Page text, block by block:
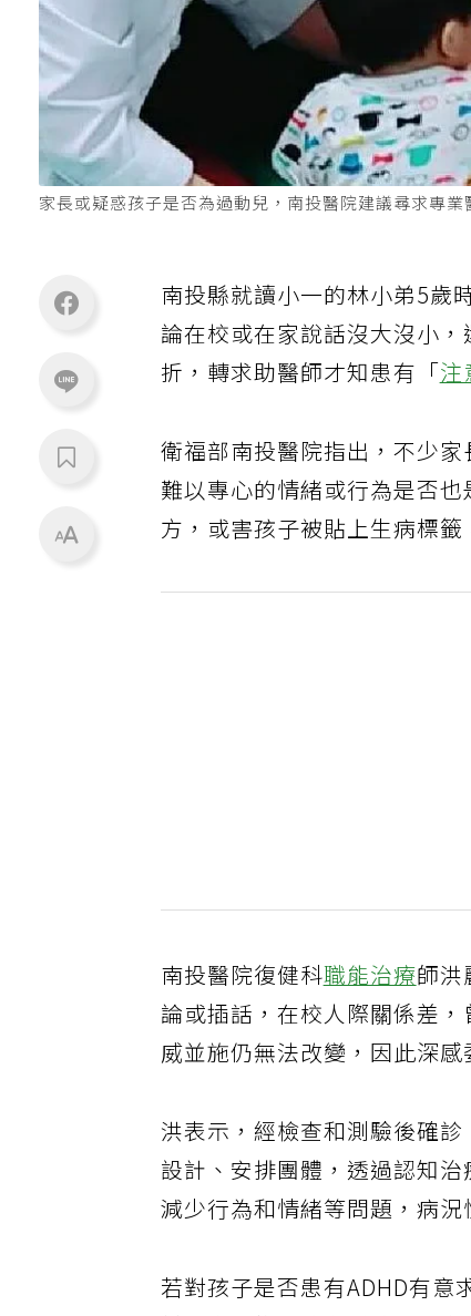
家長或疑惑孩子是否為過動兒，南投醫院建議尋求專
南投縣就讀小一的林小弟5歲
論在校或在家說話沒大沒小
折，轉求助醫師才知患有「
衛福部南投醫院指出，不少
難以專心的情緒或行為是否
方，或害孩子被貼上生病標
南投醫院復健科職能治療師洪
論或插話，在校人際關係差
威並施仍無法改變，因此深
洪表示，經檢查和測驗後確
設計、安排團體，透過認知
減少行為和情緒等問題，病況
若對孩子是否患有ADHD有意